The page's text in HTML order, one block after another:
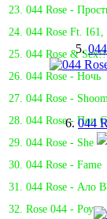
23. 044 Rose -
24. 044 Rose Ft.
25. 044 Rose &
26. 044 Rose - Ночь
27. 044 Rose -
28. 044 Rose - Поп
29. 044 Rose - She
30. 044 Rose - Fame
31. 044 Rose - Ало
32. Rose 044 -
5.
6.044